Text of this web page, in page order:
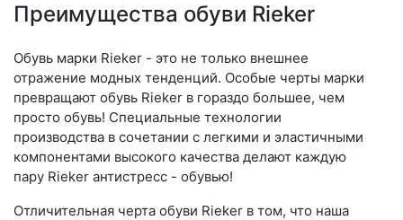
Преимущества обуви Rieker
Обувь марки Rieker - это не только внешнее
отражение модных тенденций. Особые черты марки
превращают обувь Rieker в гораздо большее, чем
просто обувь! Специальные технологии
производства в сочетании с легкими и эластичными
компонентами высокого качества делают каждую
пару Rieker антистресс - обувью!
Отличительная черта обуви Rieker в том, что наша